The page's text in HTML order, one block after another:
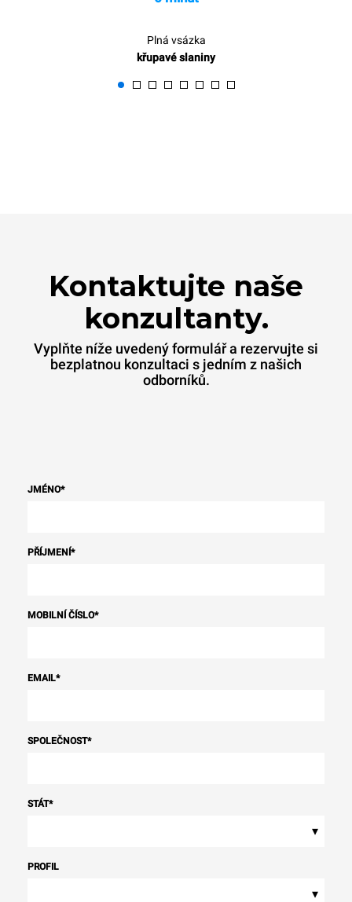
Plná vsázka
křupavé slaniny
Kontaktujte naše
konzultanty.
Vyplňte níže uvedený formulář a rezervujte si
bezplatnou konzultaci s jedním z našich
odborníků.
JMÉNO*
PŘÍJMENÍ *
MOBILNÍ ČÍSLO*
EMAIL*
SPOLEČNOST*
STÁT*
▾
PROFIL
▾